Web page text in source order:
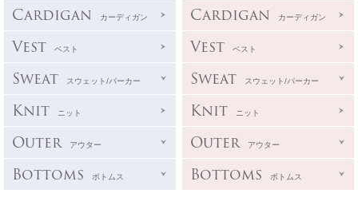
Cardigan カーディガン
Vest ベスト
Sweat スウェット/パーカー
Knit ニット
Outer アウター
Bottoms ボトムス
Cardigan カーディガン
Vest ベスト
Sweat スウェット/パーカー
Knit ニット
Outer アウター
Bottoms ボトムス